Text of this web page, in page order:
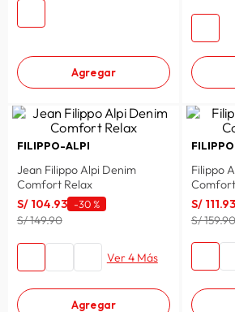
Agregar
FILIPPO-ALPI
Jean Filippo Alpi Denim
Comfort Relax
S/ 104.93 -30 %
S/ 149.90
Ver 4 Más
Agregar
Filippo
S/ 111.93
S/ 159.90